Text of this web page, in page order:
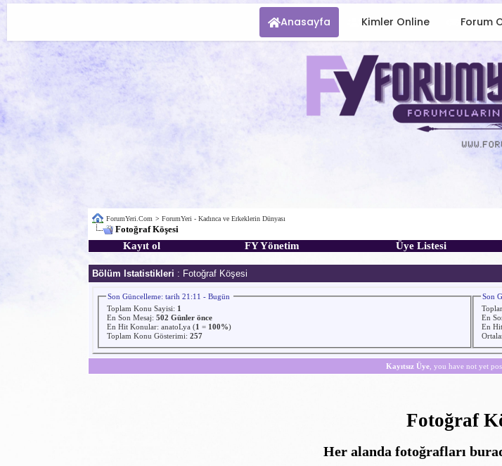
Anasayfa Kimler Online Forum
ForumYeri.Com >ForumYeri - Kadınca ve Erkeklerin Dünyası
Fotoğraf Köşesi
Kayıt ol FY Yönetim Üye Listesi
Bölüm Istatistikleri : Fotoğraf Köşesi
Son Güncelleme: tarih 21:11 - Bugün
Toplam Konu Sayisi: 1
En Son Mesaj:502 Günler önce
En Hit Konular:anatoLya (1 = 100%)
Toplam Konu Gösterimi:257
Son
En
En
Kayıtsız Üye , you have not yet
Fotoğraf
Her alanda fotoğrafları